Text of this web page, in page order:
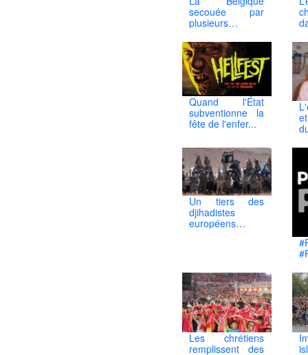
secouée par
plusieurs
Quand l'État
subventionne la
fête de l'enfer...
Un tiers des
djihadistes
européens
Les chrétiens
remplissent des